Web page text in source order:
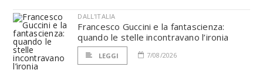
DALL'ITALIA
Francesco Guccini e la fantascienza:
quando le stelle incontravano l’ironia
LEGGI 7/08/2026